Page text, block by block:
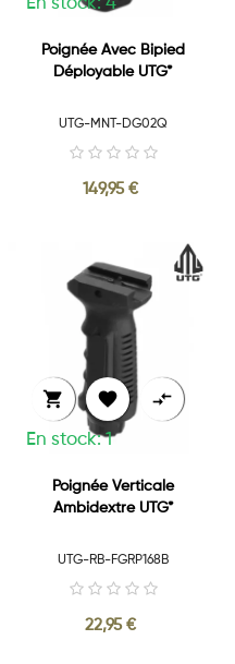
Poignée Avec Bipied
Déployable UTG*
UTG-MNT-DG02Q
149,95 €
En stock: 1
  
Poignée Verticale
Ambidextre UTG*
UTG-RB-FGRP168B
22,95 €